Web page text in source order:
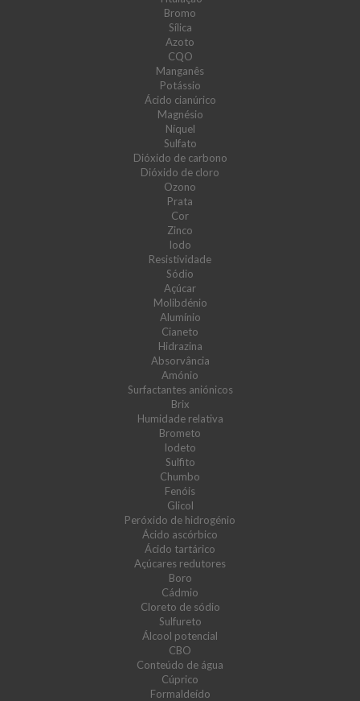
Bromo
Sílica
Azoto
CQO
Manganês
Potássio
Ácido cianúrico
Magnésio
Níquel
Sulfato
Dióxido de carbono
Dióxido de cloro
Ozono
Prata
Cor
Zinco
Iodo
Resistividade
Sódio
Açúcar
Molibdénio
Alumínio
Cianeto
Hidrazina
Absorvância
Amónio
Surfactantes aniónicos
Brix
Humidade relativa
Brometo
Iodeto
Sulfito
Chumbo
Fenóis
Glicol
Peróxido de hidrogénio
Ácido ascórbico
Ácido tartárico
Açúcares redutores
Boro
Cádmio
Cloreto de sódio
Sulfureto
Álcool potencial
CBO
Conteúdo de água
Cúprico
Formaldeído